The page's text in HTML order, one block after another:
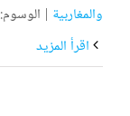
والمغاربية | الوسوم: